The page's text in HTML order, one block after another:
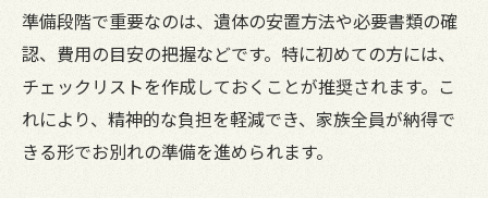
意点
ペット葬儀体験者が語る風水と供養の工夫
カビや湿気対策で安心ペット葬儀後の管理
法
遺骨供養を巡る家族の意見調整のポイント
準備段階で重要なのは、遺体の安置方法や必要書類の確
認、費用の目安の把握などです。特に初めての方には、
チェックリストを作成しておくことが推奨されます。こ
れにより、精神的な負担を軽減でき、家族全員が納得で
きる形でお別れの準備を進められます。